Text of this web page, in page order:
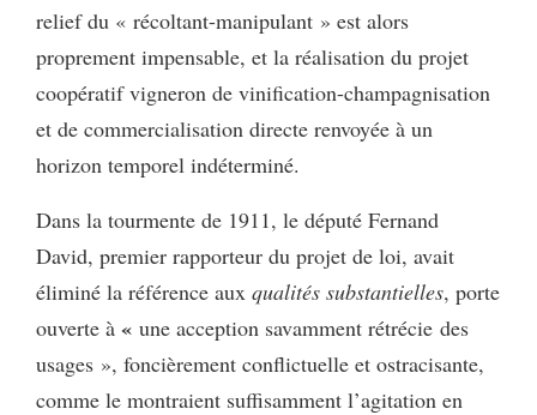
relief du « récoltant-manipulant » est alors
proprement impensable, et la réalisation du projet
coopératif vigneron de vinification-champagnisation
et de commercialisation directe renvoyée à un
horizon temporel indéterminé.
Dans la tourmente de 1911, le député Fernand
David, premier rapporteur du projet de loi, avait
éliminé la référence aux qualités substantielles, porte
ouverte à « une acception savamment rétrécie des
usages », foncièrement conflictuelle et ostracisante,
comme le montraient suffisamment l’agitation en